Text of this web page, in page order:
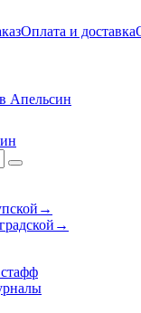
Оплата и доставка
→
→